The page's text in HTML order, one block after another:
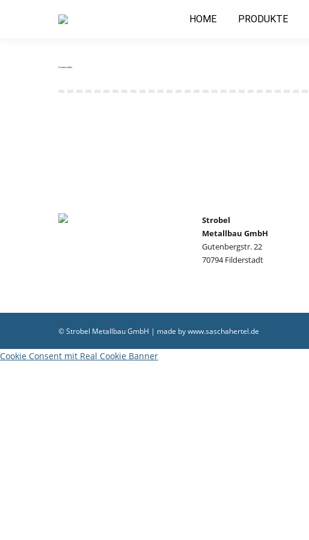
HOME PRODUKTE
Content slider
Strobel
Metallbau GmbH
Gutenbergstr. 22
70794 Filderstadt
© Strobel Metallbau GmbH | made bywww.saschahertel.de
Cookie Consent mit Real Cookie Banner